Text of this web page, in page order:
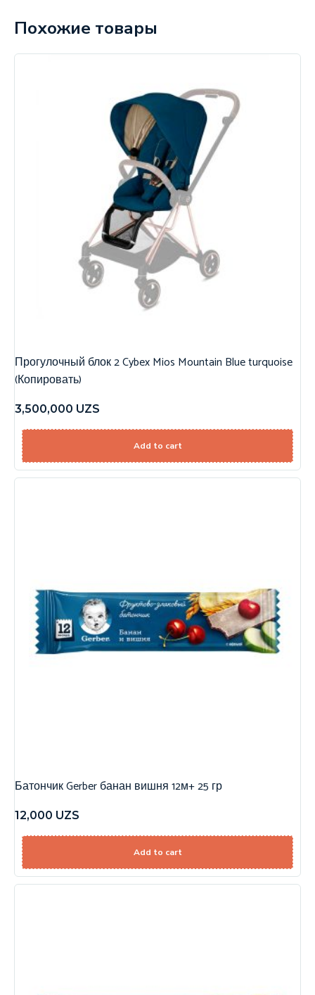
Похожие товары
Прогулочный блок 2 Cybex Mios Mountain Blue turquoise
(Копировать)
3,500,000 UZS
Add to cart
Батончик Gerber банан вишня 12м+ 25 гр
12,000 UZS
Add to cart